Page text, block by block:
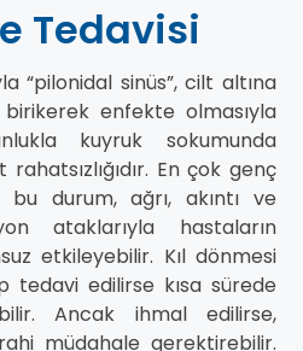
Tedavisi
“pilonidal sinüs”, cilt altına
enfekte olmasıyla
kuyruk sokumunda
En çok genç
durum, ağrı, akıntı ve
ataklarıyla hastaların
etkileyebilir. Kıl dönmesi
tedavi edilirse kısa sürede
Ancak ihmal edilirse,
müdahale gerektirebilir.